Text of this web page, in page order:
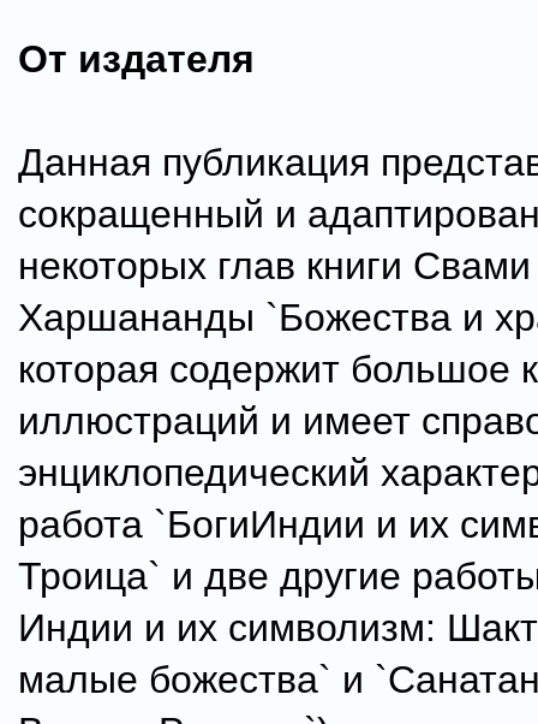
От издателя
Данная публикация
сокращенный и
некоторых глав книги Свами
Харшананды `Божества и
которая содержит большое
иллюстраций и имеет
энциклопедический
работа `БогиИндии и их
Троица` и две другие
Индии и их символизм:
малые божества` и